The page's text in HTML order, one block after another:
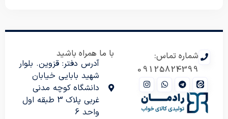
شماره تماس:
09125824399
با ما همراه باشید
آدرس دفتر: قزوین. بلوار
شهید بابایی خیابان
دانشگاه کوچه مدنی
غربی پلاک 3 طبقه اول
واحد 6